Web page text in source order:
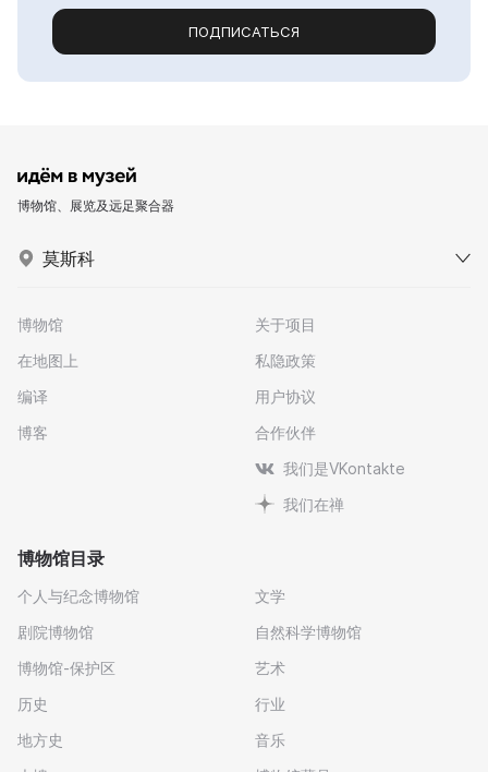
ПОДПИСАТЬСЯ
博物馆、展览及远足聚合器
莫斯科
博物馆
在地图上
编译
博客
关于项目
私隐政策
用户协议
合作伙伴
我们是VKontakte
我们在禅
博物馆目录
个人与纪念博物馆
剧院博物馆
博物馆-保护区
历史
地方史
文学
自然科学博物馆
艺术
行业
音乐